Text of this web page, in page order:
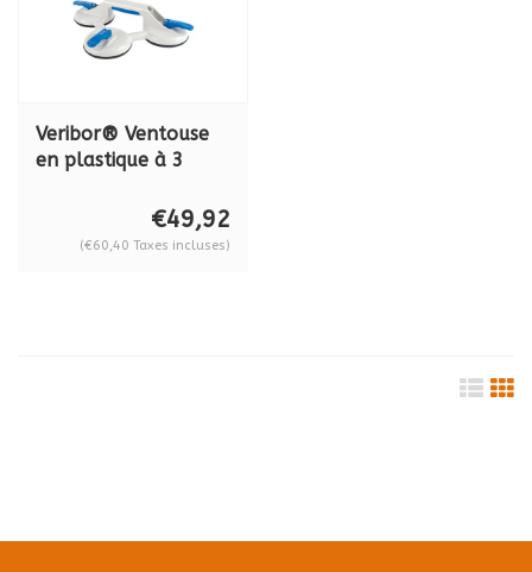
Veribor® Ventouse
en plastique à 3
€49,92
(€60,40 Taxes incluses)